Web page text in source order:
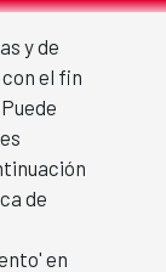
y de
el fin
de
en